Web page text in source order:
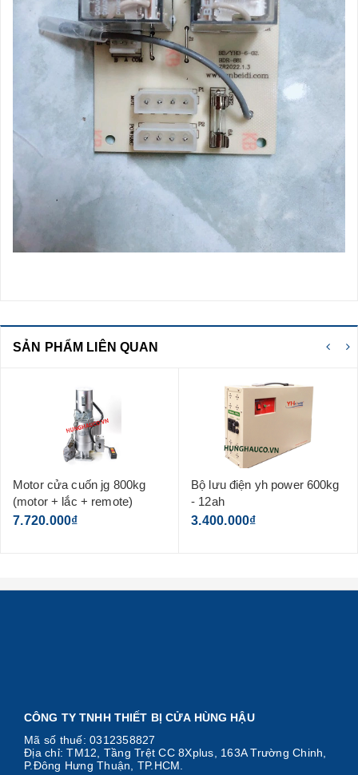
SẢN PHẨM LIÊN QUAN
Motor cửa cuốn jg 800kg
(motor + lắc + remote)
7.720.000₫
Bộ lưu điện yh power 600kg
- 12ah
3.400.000₫
CÔNG TY TNHH THIẾT BỊ CỬA HÙNG HẬU
Mã số thuế: 0312358827
Địa chỉ: TM12, Tầng Trệt CC 8Xplus, 163A Trường Chinh,
P.Đông Hưng Thuận, TP.HCM.